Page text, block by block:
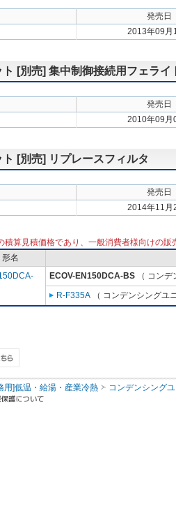
発売日
2013年09月
[別売] 集中制御接続用フェライ
発売日
2010年09月
[別売] リプレースフィルタ
発売日
2014年11月
算見積価格であり、一般消費者様向けの販
名
ECOV-EN150DCA-BS （ コン
R-F335A （ コンデンシングユ
用]低温・給湯・産業冷熱 コンデンシング